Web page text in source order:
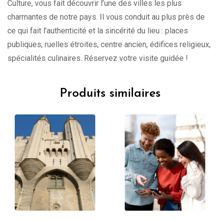
Culture, vous fait découvrir l’une des villes les plus
charmantes de notre pays. Il vous conduit au plus près de
ce qui fait l’authenticité et la sincérité du lieu : places
publiques, ruelles étroites, centre ancien, édifices religieux,
spécialités culinaires. Réservez votre visite guidée !
Produits similaires